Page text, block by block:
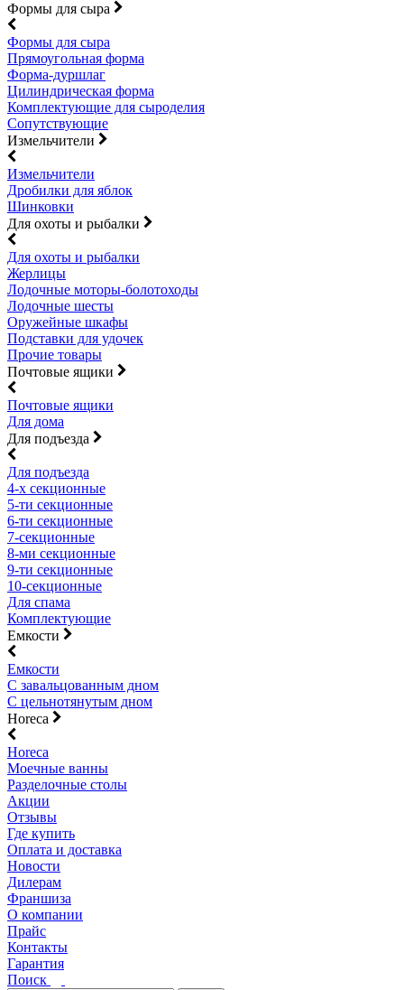
Формы для сыра
Формы для сыра
Прямоугольная форма
Форма-дуршлаг
Цилиндрическая форма
Комплектующие для сыроделия
Сопутствующие
Измельчители
Измельчители
Дробилки для яблок
Шинковки
Для охоты и рыбалки
Для охоты и рыбалки
Жерлицы
Лодочные моторы-болотоходы
Лодочные шесты
Оружейные шкафы
Подставки для удочек
Прочие товары
Почтовые ящики
Почтовые ящики
Для дома
Для подъезда
Для подъезда
4-х секционные
5-ти секционные
6-ти секционные
7-секционные
8-ми секционные
9-ти секционные
10-секционные
Для спама
Комплектующие
Емкости
Емкости
С завальцованным дном
С цельнотянутым дном
Horeca
Horeca
Моечные ванны
Разделочные столы
Акции
Отзывы
Где купить
Оплата и доставка
Новости
Дилерам
Франшиза
О компании
Прайс
Контакты
Гарантия
Поиск